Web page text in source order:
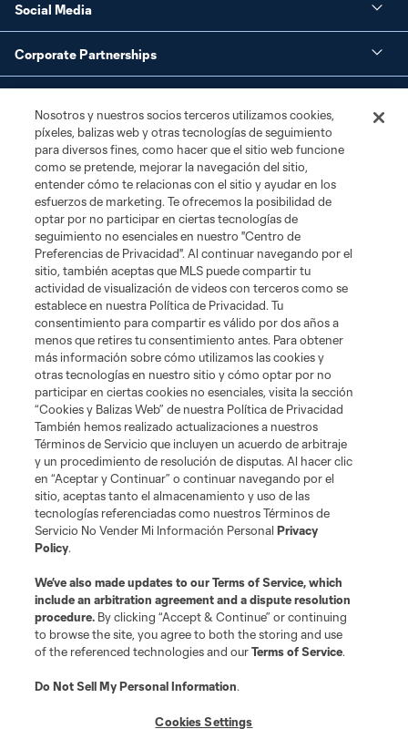
Social Media
Corporate Partnerships
Legal
Terms of Service
Privacy Policy
Do Not Sell or Share My Personal Information
Cookies Settings
©2026 MLS. The Major League Soccer and MLS name and shield are
registered trademarks of Major League Soccer, L.L.C. (“MLS”). The names
and logos of MLS teams are registered and/or common law trademarks of
MLS or are used with the permission of their owners. Any unauthorized use
is forbidden.
Nosotros y nuestros socios terceros utilizamos cookies,
píxeles, balizas web y otras tecnologías de seguimiento
para diversos fines, como hacer que el sitio web funcione
como se pretende, mejorar la navegación del sitio,
entender cómo te relacionas con el sitio y ayudar en los
esfuerzos de marketing. Te ofrecemos la posibilidad de
optar por no participar en ciertas tecnologías de
seguimiento no esenciales en nuestro "Centro de
Preferencias de Privacidad". Al continuar navegando por el
sitio, también aceptas que MLS puede compartir tu
actividad de visualización de videos con terceros como se
establece en nuestra Política de Privacidad. Tu
consentimiento para compartir es válido por dos años a
menos que retires tu consentimiento antes. Para obtener
más información sobre cómo utilizamos las cookies y
otras tecnologías en nuestro sitio y cómo optar por no
participar en ciertas cookies no esenciales, visita la sección
“Cookies y Balizas Web” de nuestra Política de Privacidad
También hemos realizado actualizaciones a nuestros
Términos de Servicio que incluyen un acuerdo de arbitraje
y un procedimiento de resolución de disputas. Al hacer clic
en “Aceptar y Continuar” o continuar navegando por el
sitio, aceptas tanto el almacenamiento y uso de las
tecnologías referenciadas como nuestros Términos de
Servicio No Vender Mi Información PersonalPrivacy
Policy.
We’ve also made updates to ourTerms of Service, which
include an arbitration agreement and a dispute resolution
procedure. By clicking “Accept & Continue” or continuing
to browse the site, you agree to both the storing and use
of the referenced technologies and ourTerms of Service.
Do Not Sell My Personal Information.
Cookies Settings